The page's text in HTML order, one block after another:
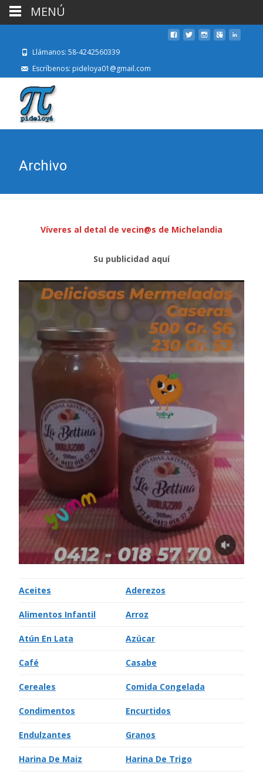
Llámanos: 58-4242560339
Escríbenos: pideloya01@gmail.com
Archivo
Víveres al detal de vecin@s de Michelandia
Su publicidad aquí
Aceites Aderezos
Alimentos Infantil Arroz
Atún En Lata Azúcar
Café Casabe
Cereales Comida Congelada
Condimentos Encurtidos
Endulzantes Granos
Harina De Maiz Harina De Trigo
MENÚ